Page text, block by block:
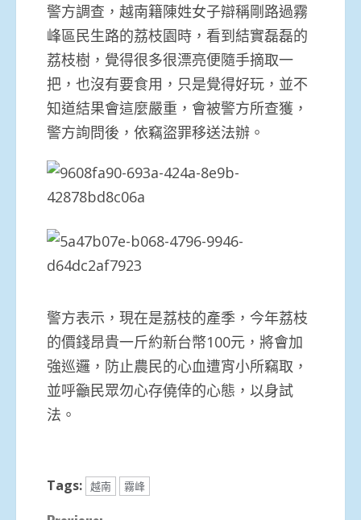
警方調查，越南籍陳姓女子辯稱剛路過霧
峰區民生路的荔枝園時，看到結實磊磊的
荔枝樹，覺得很多很漂亮便隨手摘取一
把，也沒有要食用，只是覺得好玩，並不
知道結果會這麼嚴重，會被警方所查獲，
警方詢問後，依竊盜罪移送法辦。
警方表示，現在是荔枝的產季，今年荔枝
的價錢昂貴一斤約新台幣100元，將會加
強巡邏，防止農民的心血遭宵小所竊取，
並呼籲民眾勿心存僥倖的心態，以身試
法。
Tags: 越南 霧峰